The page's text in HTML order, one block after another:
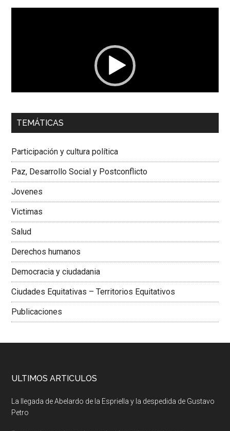
00:00 01:04
Dra. Carolina Corcho Mejía,Presidenta Corporación
Colombiana
TEMÁTICAS
Participación y cultura política
Paz, Desarrollo Social y Postconflicto
Jovenes
Victimas
Salud
Derechos humanos
Democracia y ciudadania
Ciudades Equitativas – Territorios Equitativos
Publicaciones
ULTIMOS ARTICULOS
La llegada de Abelardo de la Espriella y la despedida de Gustavo
Petro